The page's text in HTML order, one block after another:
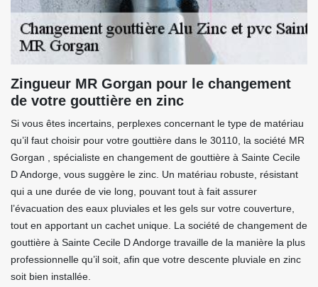
Zingueur MR Gorgan pour le changement
de votre gouttière en zinc
Si vous êtes incertains, perplexes concernant le type de matériau
qu’il faut choisir pour votre gouttière dans le 30110, la société MR
Gorgan , spécialiste en changement de gouttière à Sainte Cecile
D Andorge, vous suggère le zinc. Un matériau robuste, résistant
qui a une durée de vie long, pouvant tout à fait assurer
l’évacuation des eaux pluviales et les gels sur votre couverture,
tout en apportant un cachet unique. La société de changement de
gouttière à Sainte Cecile D Andorge travaille de la manière la plus
professionnelle qu’il soit, afin que votre descente pluviale en zinc
soit bien installée.